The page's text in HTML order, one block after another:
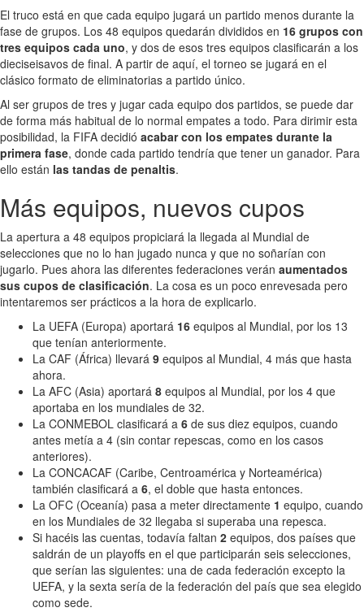
El truco está en que cada equipo jugará un partido menos durante la
fase de grupos. Los 48 equipos quedarán divididos en 16 grupos con
tres equipos cada uno, y dos de esos tres equipos clasificarán a los
dieciseisavos de final. A partir de aquí, el torneo se jugará en el
clásico formato de eliminatorias a partido único.
Al ser grupos de tres y jugar cada equipo dos partidos, se puede dar
de forma más habitual de lo normal empates a todo. Para dirimir esta
posibilidad, la FIFA decidió acabar con los empates durante la
primera fase, donde cada partido tendría que tener un ganador. Para
ello están las tandas de penaltis.
Más equipos, nuevos cupos
La apertura a 48 equipos propiciará la llegada al Mundial de
selecciones que no lo han jugado nunca y que no soñarían con
jugarlo. Pues ahora las diferentes federaciones verán aumentados
sus cupos de clasificación. La cosa es un poco enrevesada pero
intentaremos ser prácticos a la hora de explicarlo.
La UEFA (Europa) aportará 16 equipos al Mundial, por los 13
que tenían anteriormente.
La CAF (África) llevará 9 equipos al Mundial, 4 más que hasta
ahora.
La AFC (Asia) aportará 8 equipos al Mundial, por los 4 que
aportaba en los mundiales de 32.
La CONMEBOL clasificará a 6 de sus diez equipos, cuando
antes metía a 4 (sin contar repescas, como en los casos
anteriores).
La CONCACAF (Caribe, Centroamérica y Norteamérica)
también clasificará a 6, el doble que hasta entonces.
La OFC (Oceanía) pasa a meter directamente 1 equipo, cuando
en los Mundiales de 32 llegaba si superaba una repesca.
Si hacéis las cuentas, todavía faltan 2 equipos, dos países que
saldrán de un playoffs en el que participarán seis selecciones,
que serían las siguientes: una de cada federación excepto la
UEFA, y la sexta sería de la federación del país que sea elegido
como sede.